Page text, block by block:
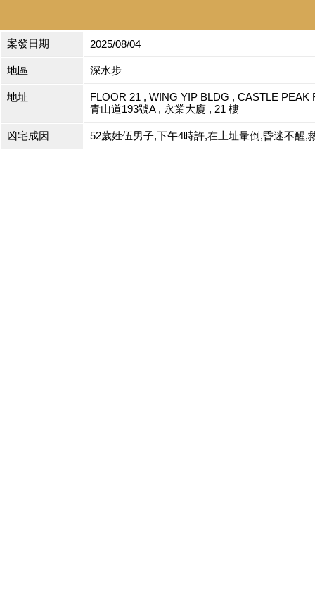
案發日期 2025/08/04
地區 深水步
地址
FLOOR 21 , WING YIP BLDG , CASTLE PEAK
青山道193號A , 永業大廈 , 21 樓
凶宅成因 52歲姓伍男子,下午4時許,在上址暈倒,昏迷不醒